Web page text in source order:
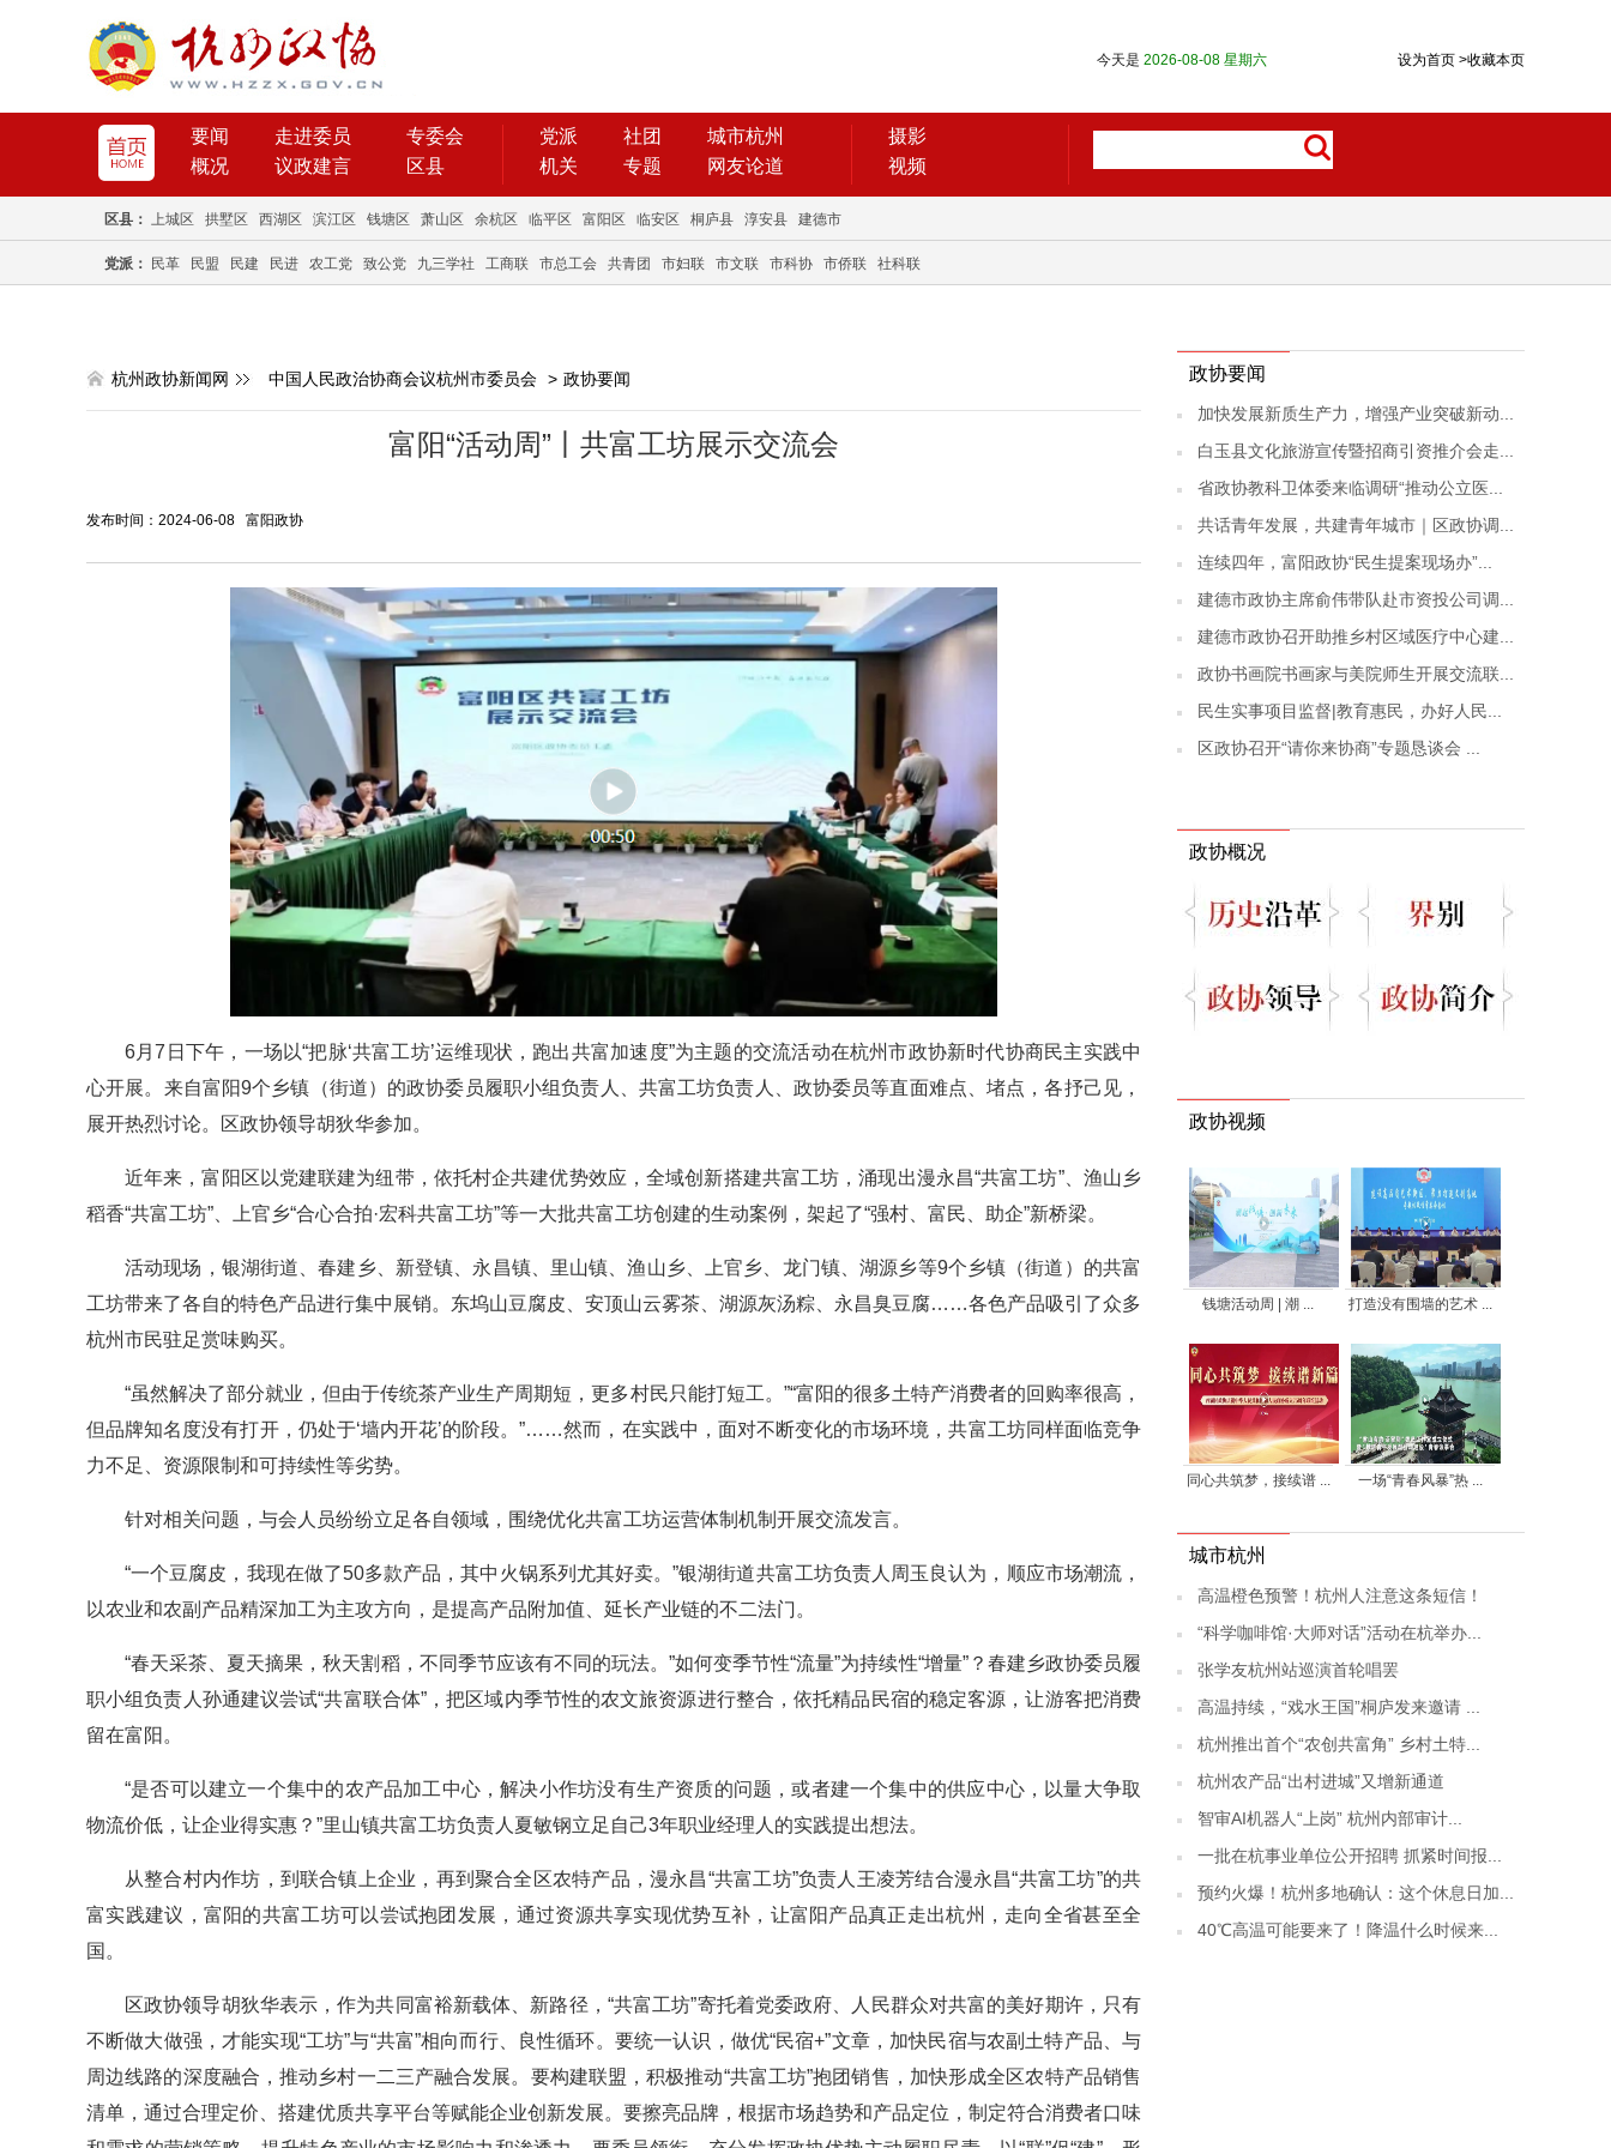
设为首页 >收藏本页
今天是 2026-08-08 星期六
要闻 走进委员
专委会
概况
议政建言 区县
党派 社团
城市杭州
机关
专题 网友论道
摄影
视频
区县： 上城区 拱墅区 西湖区 滨江区 钱塘区 萧山区 余杭区 临平区 富阳区 临安区 桐庐县 淳安县 建德市
党派： 民革 民盟 民建 民进 农工党 致公党 九三学社 工商联 市总工会 共青团 市妇联 市文联 市科协 市侨联 社科联
杭州政协新闻网 中国人民政治协商会议杭州市委员会 > 政协要闻
富阳“活动周”丨共富工坊展示交流会
发布时间：2024-06-08 富阳政协
6月7日下午，一场以“把脉‘共富工坊’运维现状，跑出共富加速度”为主题的交流活动在杭州市政协新时代协商民主实践中
心开展。来自富阳9个乡镇（街道）的政协委员履职小组负责人、共富工坊负责人、政协委员等直面难点、堵点，各抒己见，
展开热烈讨论。区政协领导胡狄华参加。
近年来，富阳区以党建联建为纽带，依托村企共建优势效应，全域创新搭建共富工坊，涌现出漫永昌“共富工坊”、渔山乡
稻香“共富工坊”、上官乡“合心合拍·宏科共富工坊”等一大批共富工坊创建的生动案例，架起了“强村、富民、助企”新桥梁。
活动现场，银湖街道、春建乡、新登镇、永昌镇、里山镇、渔山乡、上官乡、龙门镇、湖源乡等9个乡镇（街道）的共富
工坊带来了各自的特色产品进行集中展销。东坞山豆腐皮、安顶山云雾茶、湖源灰汤粽、永昌臭豆腐……各色产品吸引了众多
杭州市民驻足赏味购买。
“虽然解决了部分就业，但由于传统茶产业生产周期短，更多村民只能打短工。”“富阳的很多土特产消费者的回购率很高，
但品牌知名度没有打开，仍处于‘墙内开花’的阶段。”……然而，在实践中，面对不断变化的市场环境，共富工坊同样面临竞争
力不足、资源限制和可持续性等劣势。
针对相关问题，与会人员纷纷立足各自领域，围绕优化共富工坊运营体制机制开展交流发言。
“一个豆腐皮，我现在做了50多款产品，其中火锅系列尤其好卖。”银湖街道共富工坊负责人周玉良认为，顺应市场潮流，
以农业和农副产品精深加工为主攻方向，是提高产品附加值、延长产业链的不二法门。
“春天采茶、夏天摘果，秋天割稻，不同季节应该有不同的玩法。”如何变季节性“流量”为持续性“增量”？春建乡政协委员履
职小组负责人孙通建议尝试“共富联合体”，把区域内季节性的农文旅资源进行整合，依托精品民宿的稳定客源，让游客把消费
留在富阳。
“是否可以建立一个集中的农产品加工中心，解决小作坊没有生产资质的问题，或者建一个集中的供应中心，以量大争取
物流价低，让企业得实惠？”里山镇共富工坊负责人夏敏钢立足自己3年职业经理人的实践提出想法。
从整合村内作坊，到联合镇上企业，再到聚合全区农特产品，漫永昌“共富工坊”负责人王凌芳结合漫永昌“共富工坊”的共
富实践建议，富阳的共富工坊可以尝试抱团发展，通过资源共享实现优势互补，让富阳产品真正走出杭州，走向全省甚至全
国。
区政协领导胡狄华表示，作为共同富裕新载体、新路径，“共富工坊”寄托着党委政府、人民群众对共富的美好期许，只有
不断做大做强，才能实现“工坊”与“共富”相向而行、良性循环。要统一认识，做优“民宿+”文章，加快民宿与农副土特产品、与
周边线路的深度融合，推动乡村一二三产融合发展。要构建联盟，积极推动“共富工坊”抱团销售，加快形成全区农特产品销售
清单，通过合理定价、搭建优质共享平台等赋能企业创新发展。要擦亮品牌，根据市场趋势和产品定位，制定符合消费者口味
政协要闻
加快发展新质生产力，增强产业突破新动...
白玉县文化旅游宣传暨招商引资推介会走...
省政协教科卫体委来临调研“推动公立医...
共话青年发展，共建青年城市｜区政协调...
连续四年，富阳政协“民生提案现场办”...
建德市政协主席俞伟带队赴市资投公司调...
建德市政协召开助推乡村区域医疗中心建...
政协书画院书画家与美院师生开展交流联...
民生实事项目监督|教育惠民，办好人民...
区政协召开“请你来协商”专题恳谈会 ...
政协概况
政协视频
钱塘活动周 | 潮 ... 打造没有围墙的艺术 ...
同心共筑梦，接续谱 ... 一场“青春风暴”热 ...
城市杭州
高温橙色预警！杭州人注意这条短信！
“科学咖啡馆·大师对话”活动在杭举办...
张学友杭州站巡演首轮唱罢
高温持续，“戏水王国”桐庐发来邀请 ...
杭州推出首个“农创共富角” 乡村土特...
杭州农产品“出村进城”又增新通道
智审AI机器人“上岗” 杭州内部审计...
一批在杭事业单位公开招聘 抓紧时间报...
预约火爆！杭州多地确认：这个休息日加...
40℃高温可能要来了！降温什么时候来...